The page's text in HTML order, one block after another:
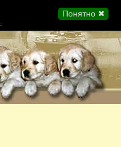
Понятно ✖